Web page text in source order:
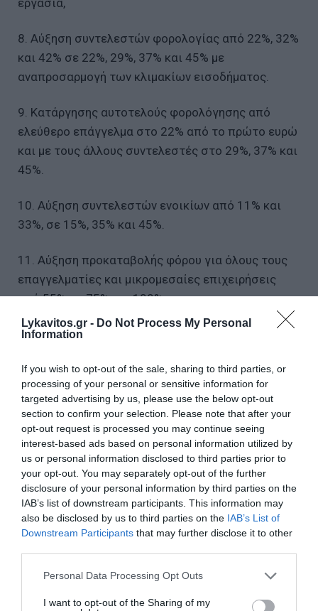
Lykavitos.gr - Do Not Process My Personal
Information
If you wish to opt-out of the sale, sharing to third parties, or
processing of your personal or sensitive information for
targeted advertising by us, please use the below opt-out
section to confirm your selection. Please note that after your
opt-out request is processed you may continue seeing
interest-based ads based on personal information utilized by
us or personal information disclosed to third parties prior to
your opt-out. You may separately opt-out of the further
disclosure of your personal information by third parties on the
IAB’s list of downstream participants. This information may
also be disclosed by us to third parties on the IAB’s List of
Downstream Participants that may further disclose it to other
Please note that this website/app uses one or more Google
not limited to your visit or usage behaviour. You may click to
Personal Data Processing Opt Outs
I want to opt-out of the Sharing of my
εργασία,
8. Αύξηση συντελεστών φορολογίας από 22%, 32%
και 42% σε 22%, 29%, 37% και 45% με
αναπροσαρμογή των κλιμακίων εισοδήματος.
9. Κατάργησης αυτοτελούς φορολόγησης από
ελεύθερο επάγγελμα στο 22% από το πρώτο ευρώ
και με τους άλλους συντελεστές στο 29%, 37% και
45%.
10. Αύξηση συντελεστών ενοικίων από 11% και
33%, σε 15%, 35% και 45%.
11. Αύξηση προκαταβολής φόρου για όλους τους
επαγγελματίες και μικρομεσαίες επιχειρήσεις
από 55% σε 75% και 100%.
12. Αύξηση φόρου επιχειρήσεων από το 26% στο
13. Φορολόγηση μερισμάτων 10%.
14. Αύξηση συντελεστή φόρου πολυτελούς
διαβίωσης από 10% σε 13%.
15. Κατάργηση του μειωμένου ΕΦΚ για τα ποτά στα
Δωδεκάνησα
16. Επιβολή φόρου 10% στη συνδρομητική
τηλεόραση.
διαδίκτυο.